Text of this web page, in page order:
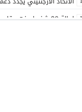
إحالة 80 شخصا بينهم قاصرون على القضاء بالناظور عقب محاولة اقتحام سياج مليلية المحتلة